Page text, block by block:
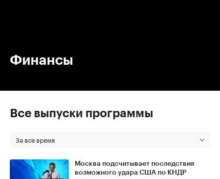
Финансы
Все выпуски программы
За все время
Москва подсчитывает последствия
возможного удара США по КНДР